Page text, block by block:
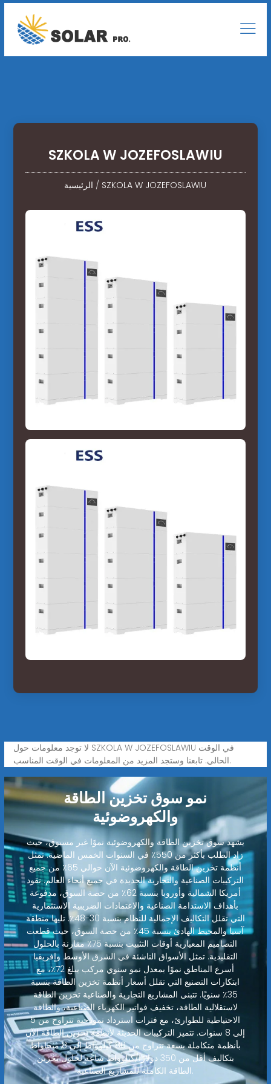
SZKOLA W JOZEFOSLAWIU
الرئيسية / SZKOLA W JOZEFOSLAWIU
لا توجد معلومات حول SZKOLA W JOZEFOSLAWIU في الوقت
الحالي. تابعنا وستجد المزيد من المعلومات في الوقت المناسب.
نمو سوق تخزين الطاقة
والكهروضوئية
يشهد سوق تخزين الطاقة والكهروضوئية نموًا غير مسبوق، حيث
زاد الطلب بأكثر من 550٪ في السنوات الخمس الماضية. تمثل
أنظمة تخزين الطاقة والكهروضوئية الآن حوالي 65٪ من جميع
التركيبات الصناعية والتجارية الجديدة في جميع أنحاء العالم. تقود
أمريكا الشمالية وأوروبا بنسبة 62٪ من حصة السوق، مدفوعة
بأهداف الاستدامة الصناعية والاعتمادات الضريبية الاستثمارية
التي تقلل التكاليف الإجمالية للنظام بنسبة 30-48٪. تليها منطقة
آسيا والمحيط الهادئ بنسبة 45٪ من حصة السوق، حيث قطعت
التصاميم المعيارية أوقات التثبيت بنسبة 75٪ مقارنة بالحلول
التقليدية. تمثل الأسواق الناشئة في الشرق الأوسط وإفريقيا
أسرع المناطق نموًا بمعدل نمو سنوي مركب يبلغ 72٪، مع
ابتكارات التصنيع التي تقلل أسعار أنظمة تخزين الطاقة بنسبة
35٪ سنويًا. تتبنى المشاريع التجارية والصناعية تخزين الطاقة
لاستقلالية الطاقة، تخفيف فواتير الكهرباء الصناعية، والطاقة
الاحتياطية للطوارئ، مع فترات استرداد نموذجية تتراوح من 5
إلى 8 سنوات. تتميز التركيبات الحديثة لأنظمة تخزين الطاقة الآن
بأنظمة متكاملة بسعة تتراوح من 80 كيلوواط إلى 8 ميجاواط
بتكاليف أقل من 350 دولارًا/كيلوواط ساعة لحلول تخزين
الطاقة الكاملة للمشاريع الصناعية.